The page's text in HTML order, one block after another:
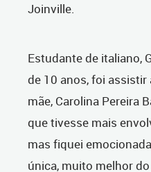
Joinville.
Estudante de italiano,
de 10 anos, foi
mãe, Carolina Pereira
que tivesse mais
mas fiquei
única, muito melhor